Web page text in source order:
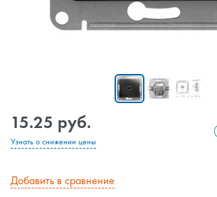
15.25 руб.
Узнать о снижении цены
Добавить в сравнение